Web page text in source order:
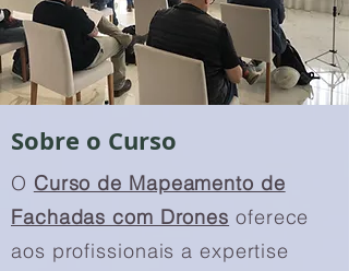
Sobre o Curso
O Curso de Mapeamento de
Fachadas com Drones oferece
aos profissionais a expertise